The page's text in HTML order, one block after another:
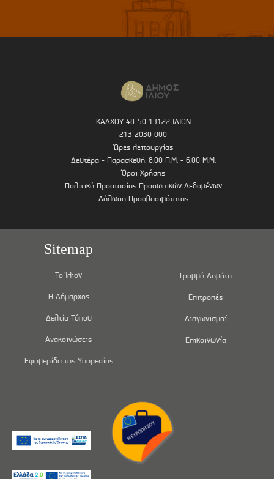
ΚΑΛΧΟΥ 48-50 13122 ΙΛΙΟΝ
213 2030 000
Ώρες λειτουργίας
Δευτέρα - Παρασκευή: 8.00 Π.Μ. - 6.00 Μ.Μ.
Όροι Χρήσης
Πολιτική Προστασίας Προσωπικών Δεδομένων
Δήλωση Προσβασιμότητας
Sitemap
Το Ίλιον
Η Δήμαρχος
Δελτία Τύπου
Ανακοινώσεις
Εφημερίδα της Υπηρεσίας
Γραμμή Δημότη
Επιτροπές
Διαγωνισμοί
Επικοινωνία